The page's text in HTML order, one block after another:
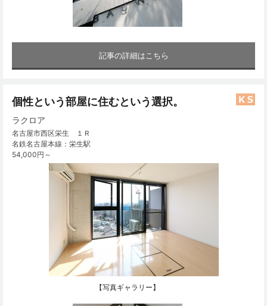
記事の詳細はこちら
個性という部屋に住むという選択。
ラクロア
名古屋市西区栄生 １Ｒ
名鉄名古屋本線：栄生駅
54,000円～
【写真ギャラリー】